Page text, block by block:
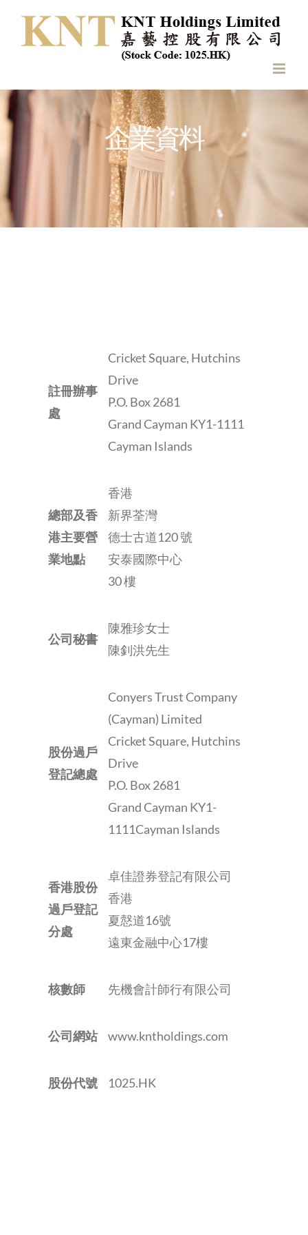
企業資料
註冊辦事
處
Cricket Square, Hutchins
Drive
P.O. Box 2681
Grand Cayman KY1-1111
Cayman Islands
總部及香
港主要營
業地點
香港
新界荃灣
德士古道120 號
安泰國際中心
30 樓
公司秘書
陳雅珍女士
陳釗洪先生
股份過戶
登記總處
Conyers Trust Company
(Cayman) Limited
Cricket Square, Hutchins
Drive
P.O. Box 2681
Grand Cayman KY1-
1111Cayman Islands
香港股份
過戶登記
分處
卓佳證券登記有限公司
香港
夏慤道16號
遠東金融中心17樓
核數師 先機會計師行有限公司
公司網站 www.kntholdings.com
股份代號 1025.HK